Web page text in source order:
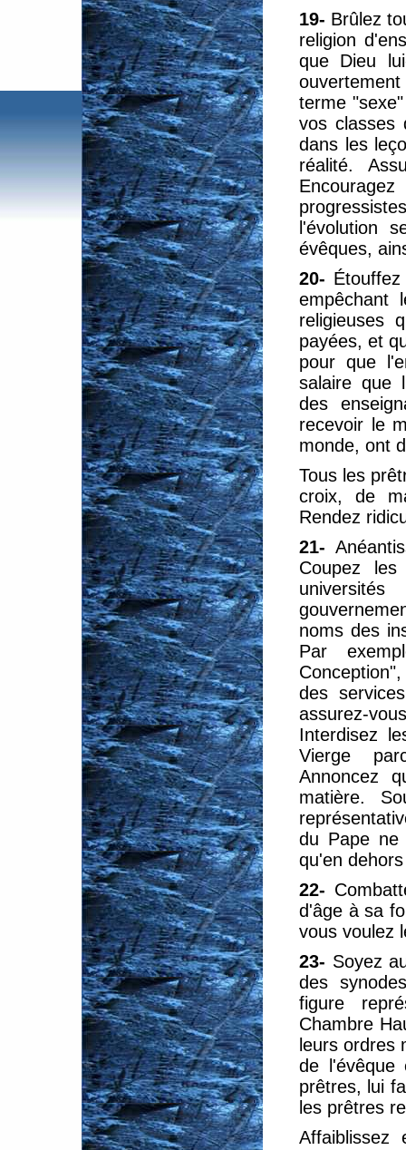
19- Brûlez
religion
que Dieu
terme
vos classes
dans les
réalité.
l'évolution
évêques,
20-
empêchant
religieuses
payées, et
pour que
salaire que
des
recevoir le
monde, ont
Tous les
croix, de
Rendez
21-
Coupez
noms des
Par
des
assurez-
Interdisez
Vierge
Annoncez
matière.
du Pape ne
qu'en
22-
d'âge à sa
vous voulez
23- Soyez
des
figure
Chambre
leurs ordres
de l'évêque
prêtres, lui
les prêtres